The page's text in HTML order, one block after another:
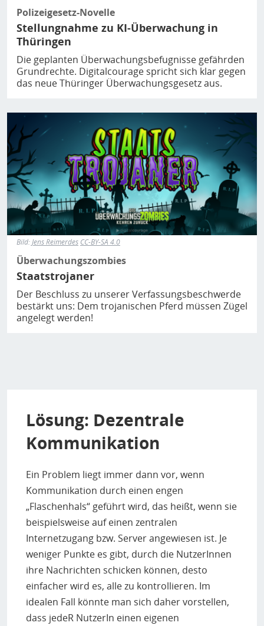
Polizeigesetz-Novelle
Stellungnahme zu KI-Überwachung in
Thüringen
Die geplanten Überwachungsbefugnisse gefährden
Grundrechte. Digitalcourage spricht sich klar gegen
das neue Thüringer Überwachungsgesetz aus.
Bild
Bild:Jens Reimerdes CC-BY-SA 4.0
Überwachungszombies
Staatstrojaner
Der Beschluss zu unserer Verfassungsbeschwerde
bestärkt uns: Dem trojanischen Pferd müssen Zügel
angelegt werden!
Lösung: Dezentrale
Kommunikation
Ein Problem liegt immer dann vor, wenn
Kommunikation durch einen engen
„Flaschenhals“ geführt wird, das heißt, wenn sie
beispielsweise auf einen zentralen
Internetzugang bzw. Server angewiesen ist. Je
weniger Punkte es gibt, durch die NutzerInnen
ihre Nachrichten schicken können, desto
einfacher wird es, alle zu kontrollieren. Im
idealen Fall könnte man sich daher vorstellen,
dass jedeR NutzerIn einen eigenen